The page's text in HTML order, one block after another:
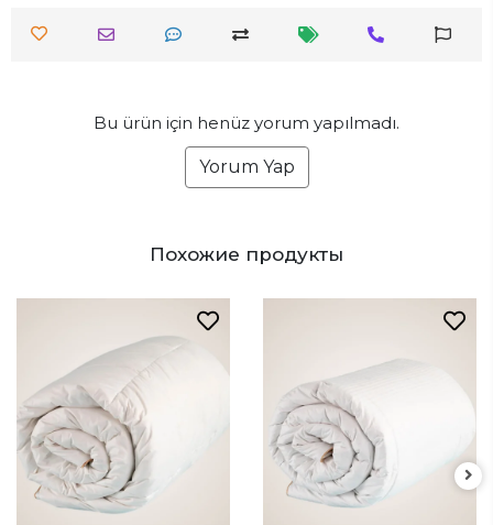
Bu ürün için henüz yorum yapılmadı.
Yorum Yap
Похожие продукты